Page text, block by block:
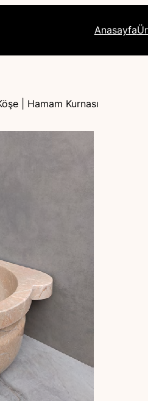
Anasayfa
| Hamam Kurnası